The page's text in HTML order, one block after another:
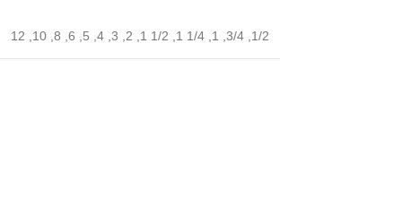
1/2
3/4
1
1/4 1
1/2 1
2
3
4
5
6
8
10
12